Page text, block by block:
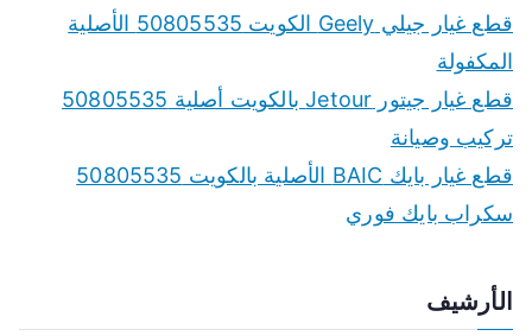
قطع غيار جيلي Geely الكويت 50805535 الأصلية
المكفولة
قطع غيار جيتور Jetour بالكويت أصلية 50805535
تركيب وصيانة
قطع غيار بايك BAIC الأصلية بالكويت 50805535
سكراب بايك فوري
الأرشيف